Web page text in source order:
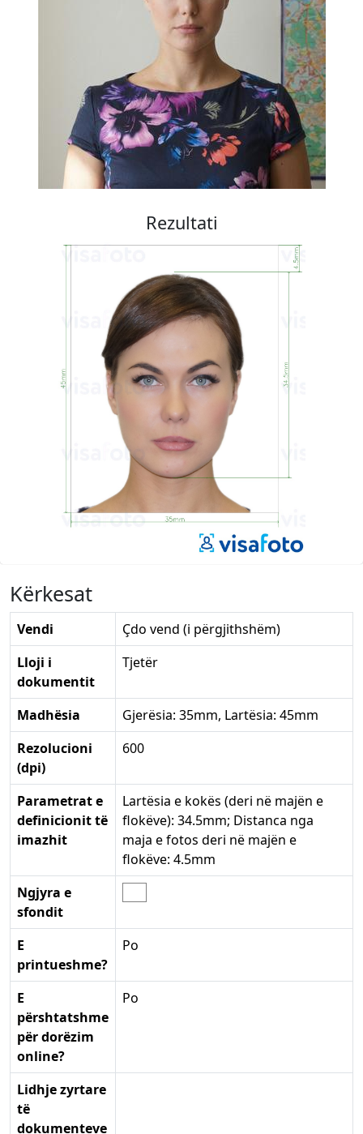
Rezultati
Kërkesat
Vendi
Çdo vend (i përgjithshëm)
Lloji i
dokumentit
Tjetër
Madhësia
Gjerësia: 35mm, Lartësia: 45mm
Rezolucioni
(dpi)
600
Parametrat e
definicionit të
imazhit
Lartësia e kokës (deri në majën e
flokëve): 34.5mm; Distanca nga
maja e fotos deri në majën e
flokëve: 4.5mm
Ngjyra e
sfondit
E
printueshme?
Po
E
përshtatshme
për dorëzim
online?
Po
Lidhje zyrtare
të
dokumenteve